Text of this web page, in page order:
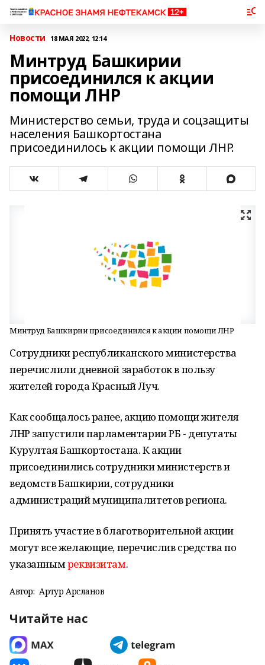
Новости 18 МАЯ 2022, 12:14
Минтруд Башкирии
присоединился к акции
помощи ЛНР
Министерство семьи, труда и соцзащиты
населения Башкортостана
присоединилось к акции помощи ЛНР.
Минтруд Башкирии присоединился к акции помощи ЛНР
Сотрудники республиканского министерства
перечислили дневной заработок в пользу
жителей города Красный Луч.
Как сообщалось ранее, акцию помощи жителя
ЛНР запустили парламентарии РБ - депутаты
Курултая Башкортостана. К акции
присоединились сотрудники министерств и
ведомств Башкирии, сотрудники
администраций муниципалитетов региона.
Принять участие в благотворительной акции
могут все желающие, перечислив средства по
указаннымреквизитам.
Автор: Артур Арсланов
Читайте нас